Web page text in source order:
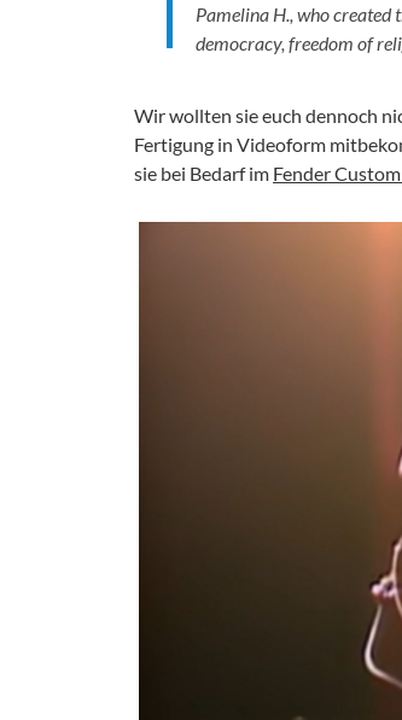
Pamelina H., who created
democracy, freedom of
Wir wollten sie euch dennoch
Fertigung in Videoform
sie bei Bedarf im Fender